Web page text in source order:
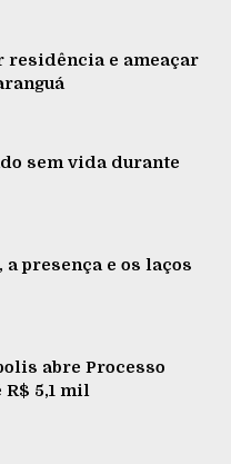
residência e ameaçar
sem vida durante
presença e os laços
abre Processo
5,1 mil